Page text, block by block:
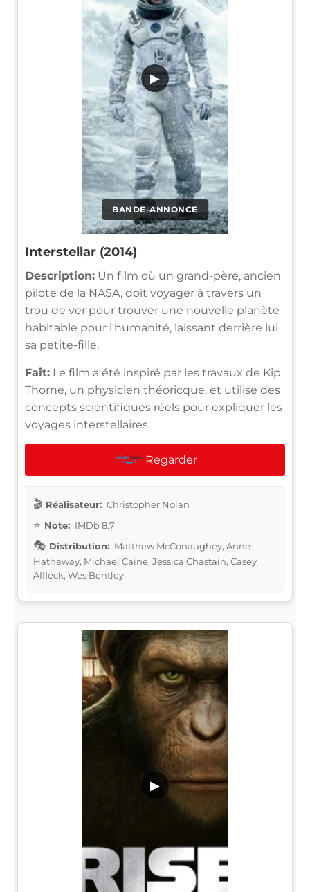
BANDE-ANNONCE
▶
Interstellar (2014)
Description: Un film où un grand-père, ancien
pilote de la NASA, doit voyager à travers un
trou de ver pour trouver une nouvelle planète
habitable pour l'humanité, laissant derrière lui
sa petite-fille.
Fait: Le film a été inspiré par les travaux de Kip
Thorne, un physicien théoricque, et utilise des
concepts scientifiques réels pour expliquer les
voyages interstellaires.
Regarder
Réalisateur: Christopher Nolan
Note: IMDb 8.7
Distribution: Matthew McConaughey, Anne
Hathaway, Michael Caine, Jessica Chastain, Casey
Affleck, Wes Bentley
▶